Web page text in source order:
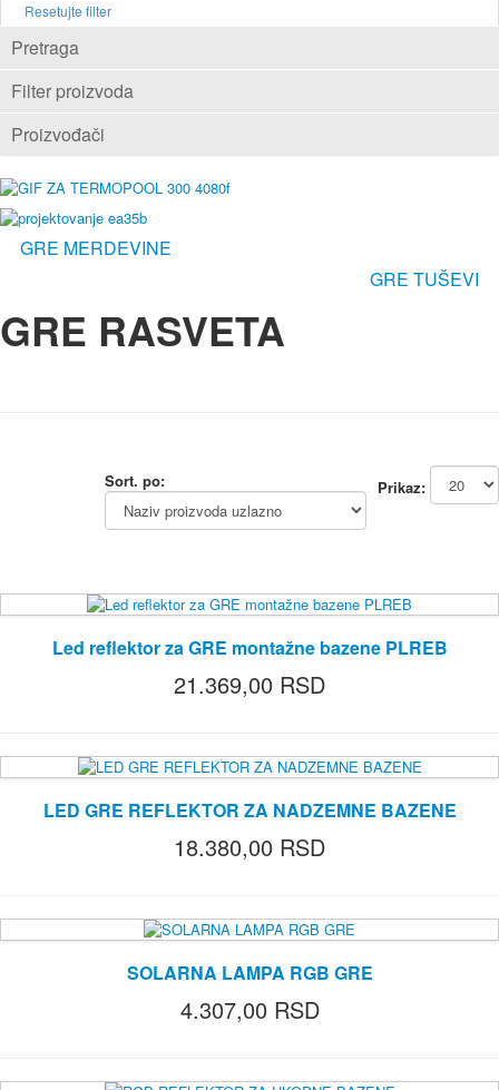
Resetujte filter
Pretraga
Filter proizvoda
Proizvođači
GRE MERDEVINE
GRE TUŠEVI
GRE RASVETA
Prikaz:
Sort. po:
Led reflektor za GRE montažne bazene PLREB
21.369,00 RSD
LED GRE REFLEKTOR ZA NADZEMNE BAZENE
18.380,00 RSD
SOLARNA LAMPA RGB GRE
4.307,00 RSD